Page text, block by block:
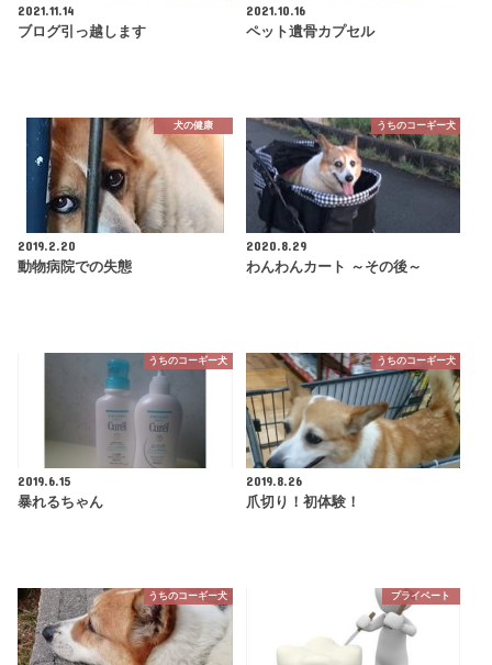
2021.11.14
ブログ引っ越します
2021.10.16
ペット遺骨カプセル
犬の健康
2019.2.20
動物病院での失態
うちのコーギー犬
2020.8.29
わんわんカート ～その後～
うちのコーギー犬
2019.6.15
暴れるちゃん
うちのコーギー犬
2019.8.26
爪切り！初体験！
うちのコーギー犬 プライベート